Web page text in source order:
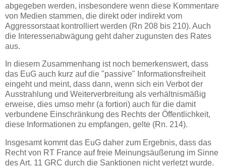
abgegeben werden, insbesondere wenn diese Kommentare
von Medien stammen, die direkt oder indirekt vom
Aggressorstaat kontrolliert werden (Rn 208 bis 210). Auch
die Interessenabwägung geht daher zugunsten des Rates
aus.
In diesem Zusammenhang ist noch bemerkenswert, dass
das EuG auch kurz auf die "passive" Informationsfreiheit
eingeht und meint, dass dann, wenn sich ein Verbot der
Ausstrahlung und Weiterverbreitung als verhältnismäßig
erweise, dies umso mehr (a fortiori) auch für die damit
verbundene Einschränkung des Rechts der Öffentlichkeit,
diese Informationen zu empfangen, gelte (Rn. 214).
Insgesamt kommt das EuG daher zum Ergebnis, dass das
Recht von RT France auf freie Meinungsäußerung im Sinne
des Art. 11 GRC durch die Sanktionen nicht verletzt wurde.